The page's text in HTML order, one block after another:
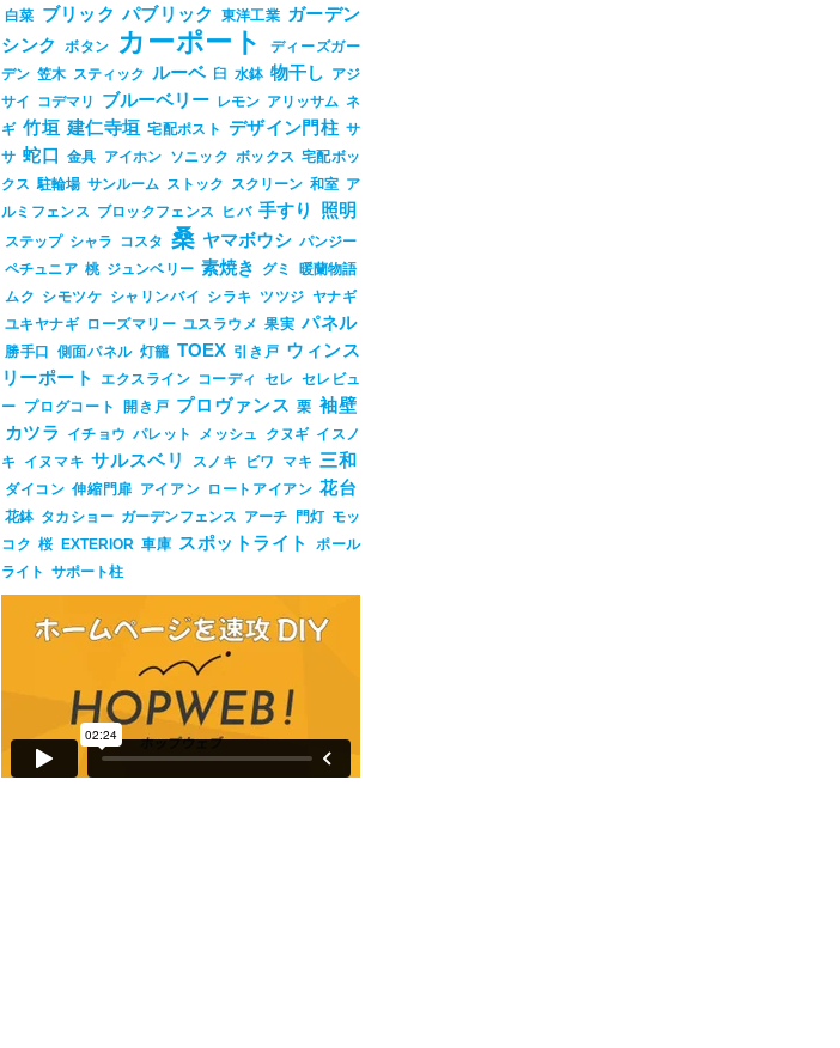
白菜 ブリック パブリック 東洋工業 ガーデン
シンク
ボタン カーポート
ディーズガー
デン 笠木 スティック ルーベ 臼 水鉢 物干し アジ
サイ コデマリ ブルーベリー レモン アリッサム ネ
ギ 竹垣 建仁寺垣 宅配ポスト デザイン門柱 サ
サ 蛇口 金具 アイホン ソニック ボックス 宅配ボッ
クス 駐輪場 サンルーム ストック スクリーン 和室 ア
ルミフェンス ブロックフェンス ヒバ 手すり 照明
ステップ シャラ コスタ 桑 ヤマボウシ パンジー
ペチュニア 桃 ジュンベリー 素焼き グミ
暖蘭物語
ムク シモツケ シャリンバイ シラキ ツツジ ヤナギ
ユキヤナギ ローズマリー ユスラウメ 果実 パネル
勝手口 側面パネル 灯籠 TOEX 引き戸 ウィンス
リーポート
エクスライン コーディ セレ セレビュ
ー プログコート 開き戸 プロヴァンス 栗 袖壁
カツラ
イチョウ パレット メッシュ クヌギ イスノ
キ
イヌマキ サルスベリ スノキ ビワ マキ 三和
ダイコン 伸縮門扉 アイアン ロートアイアン 花台
花鉢 タカショー ガーデンフェンス アーチ 門灯 モッ
コク 桜 EXTERIOR 車庫 スポットライト
ポール
ライト サポート柱